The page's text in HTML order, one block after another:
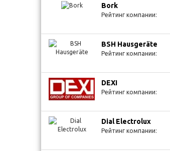
Bork
Рейтинг компании:
BSH Hausgeräte
Рейтинг компании:
DEXI
Рейтинг компании:
Dial Electrolux
Рейтинг компании: